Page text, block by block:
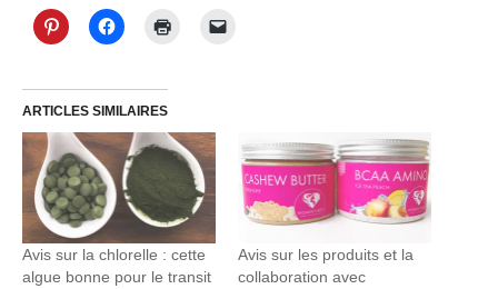
ARTICLES SIMILAIRES
Avis sur la chlorelle : cette
algue bonne pour le transit
Avis sur les produits et la
collaboration avec